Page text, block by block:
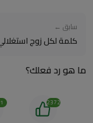
سابق ←
كلمة لكل زوج
ما هو رد فعلك؟
2372